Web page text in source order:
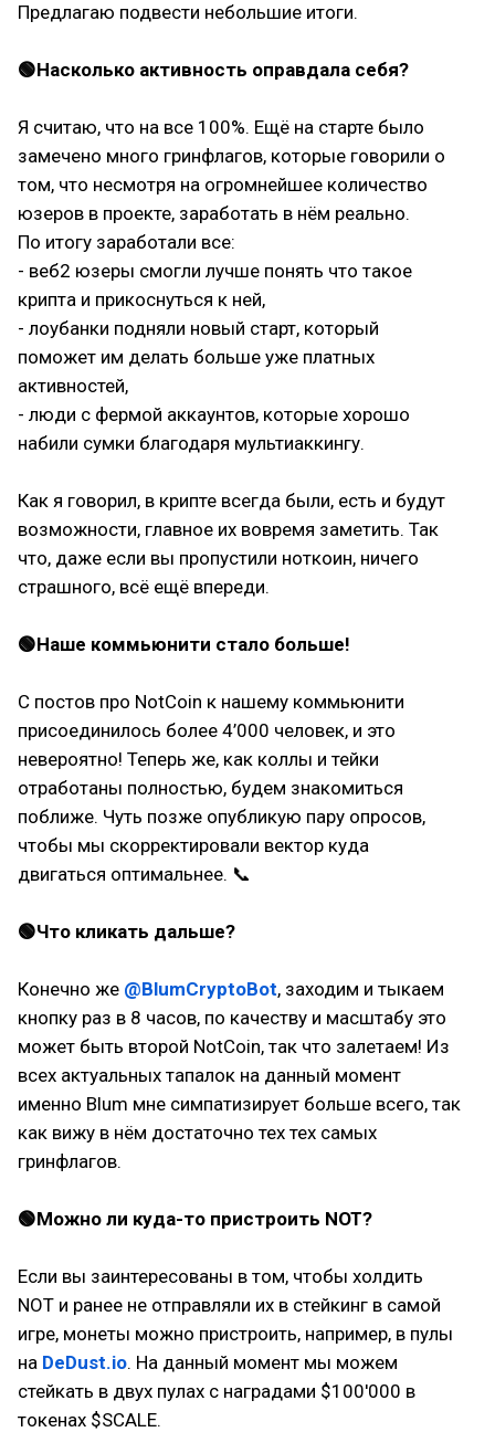
Предлагаю подвести небольшие итоги.
🟢Насколько активность оправдала себя?
Я считаю, что на все 100%. Ещё на старте было
замечено много гринфлагов, которые говорили о
том, что несмотря на огромнейшее количество
юзеров в проекте, заработать в нём реально.
По итогу заработали все:
- веб2 юзеры смогли лучше понять что такое
крипта и прикоснуться к ней,
- лоубанки подняли новый старт, который
поможет им делать больше уже платных
активностей,
- люди с фермой аккаунтов, которые хорошо
набили сумки благодаря мультиаккингу.
Как я говорил, в крипте всегда были, есть и будут
возможности, главное их вовремя заметить. Так
что, даже если вы пропустили ноткоин, ничего
страшного, всё ещё впереди.
🟢Наше коммьюнити стало больше!
С постов про NotCoin к нашему коммьюнити
присоединилось более 4’000 человек, и это
невероятно! Теперь же, как коллы и тейки
отработаны полностью, будем знакомиться
поближе. Чуть позже опубликую пару опросов,
чтобы мы скорректировали вектор куда
двигаться оптимальнее. 📞
🟢Что кликать дальше?
Конечно же @BlumCryptoBot, заходим и тыкаем
кнопку раз в 8 часов, по качеству и масштабу это
может быть второй NotCoin, так что залетаем! Из
всех актуальных тапалок на данный момент
именно Blum мне симпатизирует больше всего, так
как вижу в нём достаточно тех тех самых
гринфлагов.
🟢Можно ли куда-то пристроить NOT?
Если вы заинтересованы в том, чтобы холдить
NOT и ранее не отправляли их в стейкинг в самой
игре, монеты можно пристроить, например, в пулы
на DeDust.io. На данный момент мы можем
стейкать в двух пулах с наградами $100'000 в
токенах $SCALE.